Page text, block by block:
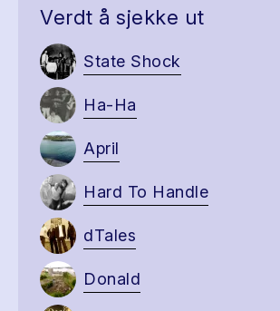
Verdt å sjekke ut
State Shock
Ha-Ha
April
Hard To Handle
dTales
Donald